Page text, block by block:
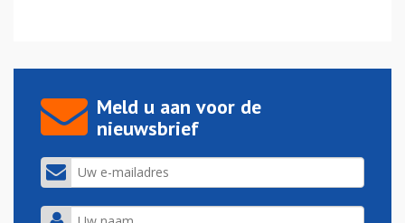
Meld u aan voor de
nieuwsbrief